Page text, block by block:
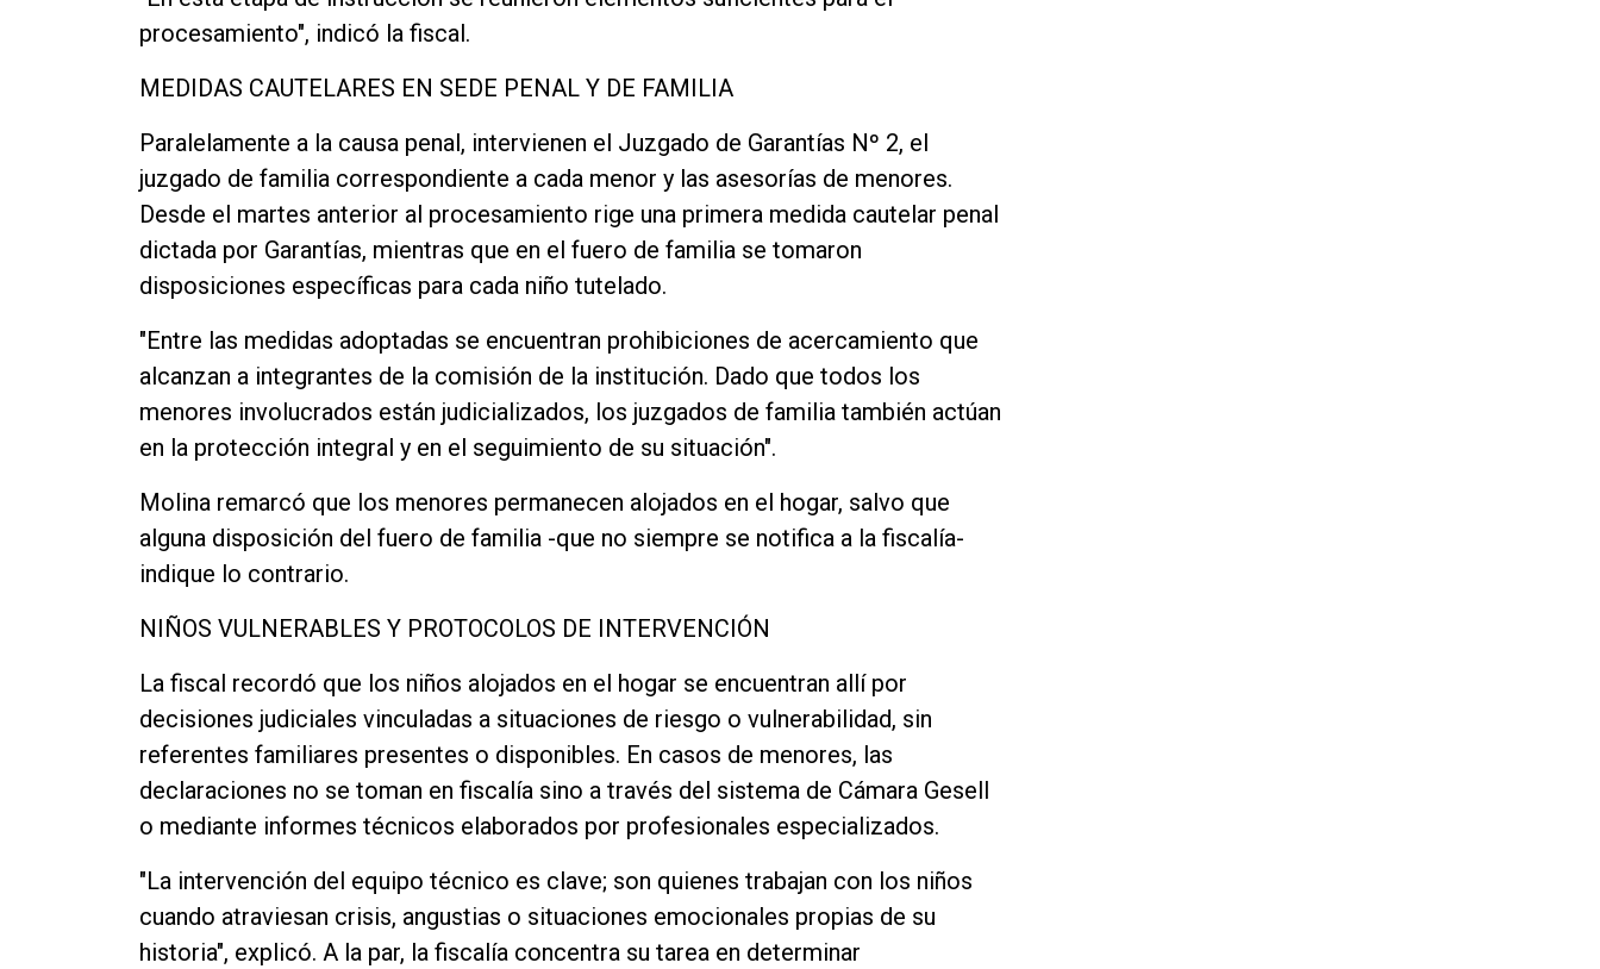
procesamiento", indicó la fiscal.
MEDIDAS CAUTELARES EN SEDE PENAL Y DE FAMILIA
Paralelamente a la causa penal, intervienen el Juzgado de Garantías Nº 2, el
juzgado de familia correspondiente a cada menor y las asesorías de menores.
Desde el martes anterior al procesamiento rige una primera medida cautelar penal
dictada por Garantías, mientras que en el fuero de familia se tomaron
disposiciones específicas para cada niño tutelado.
"Entre las medidas adoptadas se encuentran prohibiciones de acercamiento que
alcanzan a integrantes de la comisión de la institución. Dado que todos los
menores involucrados están judicializados, los juzgados de familia también actúan
en la protección integral y en el seguimiento de su situación".
Molina remarcó que los menores permanecen alojados en el hogar, salvo que
alguna disposición del fuero de familia -que no siempre se notifica a la fiscalía-
indique lo contrario.
NIÑOS VULNERABLES Y PROTOCOLOS DE INTERVENCIÓN
La fiscal recordó que los niños alojados en el hogar se encuentran allí por
decisiones judiciales vinculadas a situaciones de riesgo o vulnerabilidad, sin
referentes familiares presentes o disponibles. En casos de menores, las
declaraciones no se toman en fiscalía sino a través del sistema de Cámara Gesell
o mediante informes técnicos elaborados por profesionales especializados.
"La intervención del equipo técnico es clave; son quienes trabajan con los niños
cuando atraviesan crisis, angustias o situaciones emocionales propias de su
historia", explicó. A la par, la fiscalía concentra su tarea en determinar